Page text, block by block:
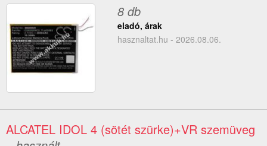
8 db
eladó, árak
hasznaltat.hu - 2026.08.06.
ALCATEL IDOL 4 (sötét szürke)+VR szemüveg